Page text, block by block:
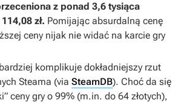
z ponad 3,6 tysiąca
zł. Pomijając absurdalną cenę
ceny nijak nie widać na karcie gry
komplikuje dokładniejszy rzut
Steama (via SteamDB). Choć da się
ceny gry o 99% (m.in. do 64 złotych),